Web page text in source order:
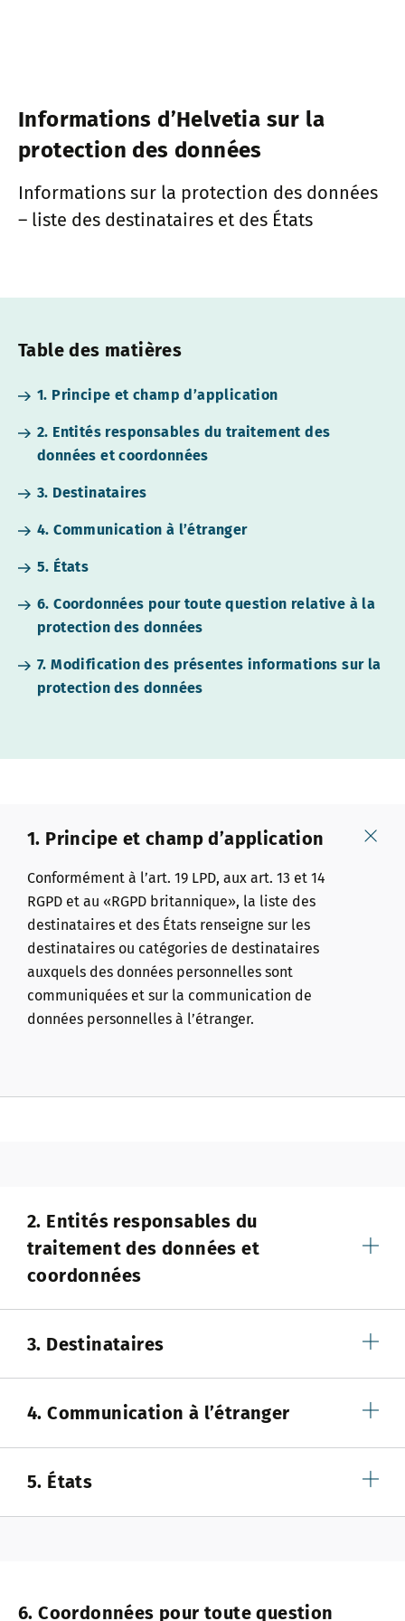
Informations d’Helvetia sur la
protection des données
Informations sur la protection des données
– liste des destinataires et des États
Table des matières
1. Principe et champ d’application
2. Entités responsables du traitement des
données et coordonnées
3. Destinataires
4. Communication à l’étranger
5. États
6. Coordonnées pour toute question relative à la
protection des données
7. Modification des présentes informations sur la
protection des données
1. Principe et champ d’application
Conformément à l’art. 19 LPD, aux art. 13 et 14
RGPD et au «RGPD britannique», la liste des
destinataires et des États renseigne sur les
destinataires ou catégories de destinataires
auxquels des données personnelles sont
communiquées et sur la communication de
données personnelles à l’étranger.
2. Entités responsables du
traitement des données et
coordonnées
3. Destinataires
4. Communication à l’étranger
5. États
6. Coordonnées pour toute question